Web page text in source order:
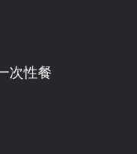
次性餐